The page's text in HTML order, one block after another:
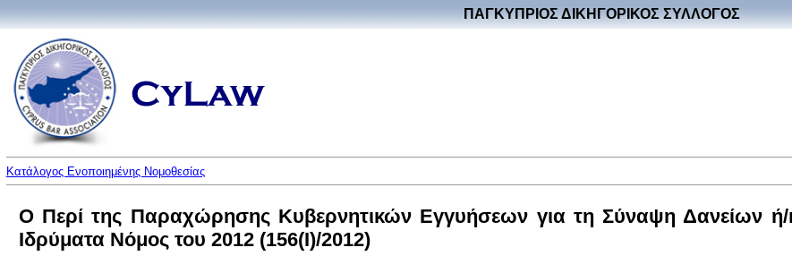
ΠΑΓΚΥΠΡΙΟΣ ΔΙΚΗΓΟΡΙΚΟΣ ΣΥΛΛΟΓΟΣ
Κατάλογος Ενοποιημένης Νομοθεσίας
Ο Περί της Παραχώρησης Κυβερνητικών Εγγυήσεων για τη Σύναψη Δανείων
Ιδρύματα Νόμος του 2012 (156(I)/2012)